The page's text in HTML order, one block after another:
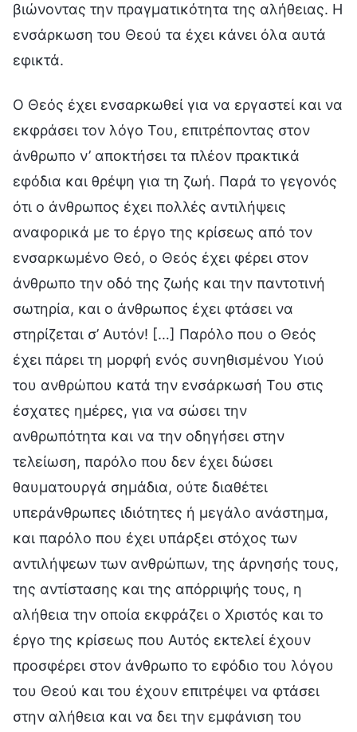
βιώνοντας την πραγματικότητα της αλήθειας. Η
ενσάρκωση του Θεού τα έχει κάνει όλα αυτά
εφικτά.
Ο Θεός έχει ενσαρκωθεί για να εργαστεί και να
εκφράσει τον λόγο Του, επιτρέποντας στον
άνθρωπο ν’ αποκτήσει τα πλέον πρακτικά
εφόδια και θρέψη για τη ζωή. Παρά το γεγονός
ότι ο άνθρωπος έχει πολλές αντιλήψεις
αναφορικά με το έργο της κρίσεως από τον
ενσαρκωμένο Θεό, ο Θεός έχει φέρει στον
άνθρωπο την οδό της ζωής και την παντοτινή
σωτηρία, και ο άνθρωπος έχει φτάσει να
στηρίζεται σ’ Αυτόν! […] Παρόλο που ο Θεός
έχει πάρει τη μορφή ενός συνηθισμένου Υιού
του ανθρώπου κατά την ενσάρκωσή Του στις
έσχατες ημέρες, για να σώσει την
ανθρωπότητα και να την οδηγήσει στην
τελείωση, παρόλο που δεν έχει δώσει
θαυματουργά σημάδια, ούτε διαθέτει
υπεράνθρωπες ιδιότητες ή μεγάλο ανάστημα,
και παρόλο που έχει υπάρξει στόχος των
αντιλήψεων των ανθρώπων, της άρνησής τους,
της αντίστασης και της απόρριψής τους, η
αλήθεια την οποία εκφράζει ο Χριστός και το
έργο της κρίσεως που Αυτός εκτελεί έχουν
προσφέρει στον άνθρωπο το εφόδιο του λόγου
του Θεού και του έχουν επιτρέψει να φτάσει
στην αλήθεια και να δει την εμφάνιση του